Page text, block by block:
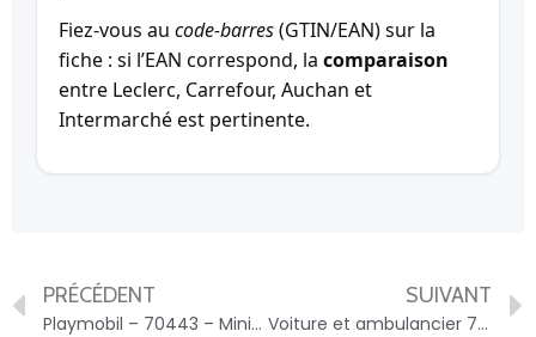
Fiez-vous au code-barres(GTIN/EAN) sur la
fiche : si l’EAN correspond, la comparaison
entre Leclerc, Carrefour, Auchan et
Intermarché est pertinente.
PRÉCÉDENT
Playmobil – 70443 – Mini-pelleteuse Et Chantier – 4008789704436
SUIVANT
Voiture et ambulancier 70050 PLAYMOBIL – 4008789700506